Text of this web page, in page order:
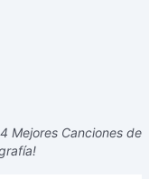
Mejores Canciones de